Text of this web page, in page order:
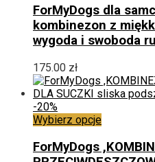
ma
wiele
wariantów.
Opcje
wybrać
na
stronie
produktu
ForMyDogs dla
kombinezon z
wygoda i swoboda
175.00 zł
-20%
Wybierz opcjeTen
ma
wiele
ForMyDogs